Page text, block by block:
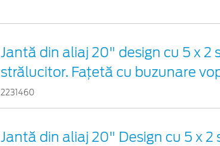
Jantă din aliaj 20" design cu 5 x 2
strălucitor. Fațetă cu buzunare
2231460
Jantă din aliaj 20" Design cu 5 x 2